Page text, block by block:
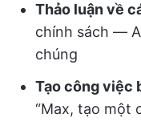
Thảo luận về
chính sách —
chúng
Tạo công việc
“Max, tạo một